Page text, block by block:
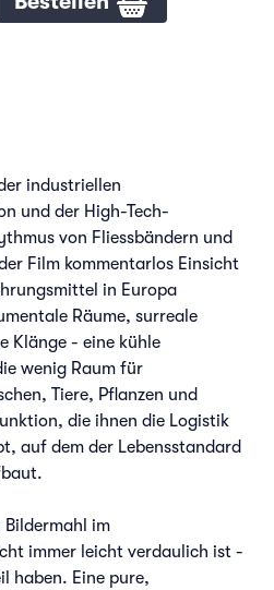
industriellen
und der High-Tech-
von Fliessbändern und
Film kommentarlos Einsicht
in Europa
Räume, surreale
Klänge - eine kühle
wenig Raum für
Tiere, Pflanzen und
die ihnen die Logistik
auf dem der Lebensstandard
im
immer leicht verdaulich ist -
haben. Eine pure,